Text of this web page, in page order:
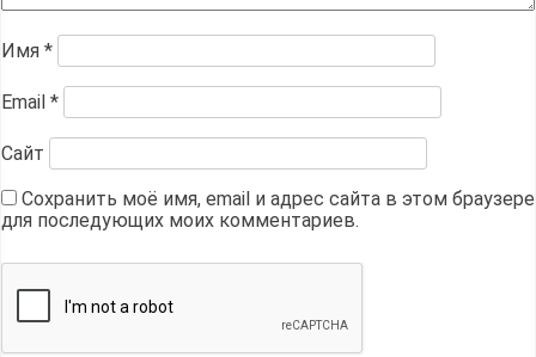
Имя *
Email *
Сайт
Сохранить моё имя, email и адрес сайта в этом браузере
для последующих моих комментариев.